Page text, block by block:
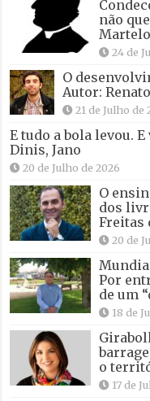
não
Martelo
24 de
O
Autor:
21 de Julho de
E tudo a bola levou.
Dinis, Jano
20 de Julho de 2026
O
dos
Freitas
20 de
Por
de um
18 de
o
17 de